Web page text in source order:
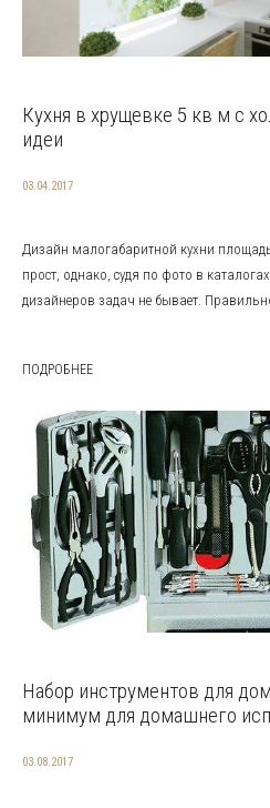
Кухня в хрущевке 5 кв м с
идеи
03.04.2017
Дизайн малогабаритной кухни
прост, однако, судя по фото в
дизайнеров задач не бывает.
ПОДРОБНЕЕ
Набор инструментов для
минимум для домашнего
03.08.2017